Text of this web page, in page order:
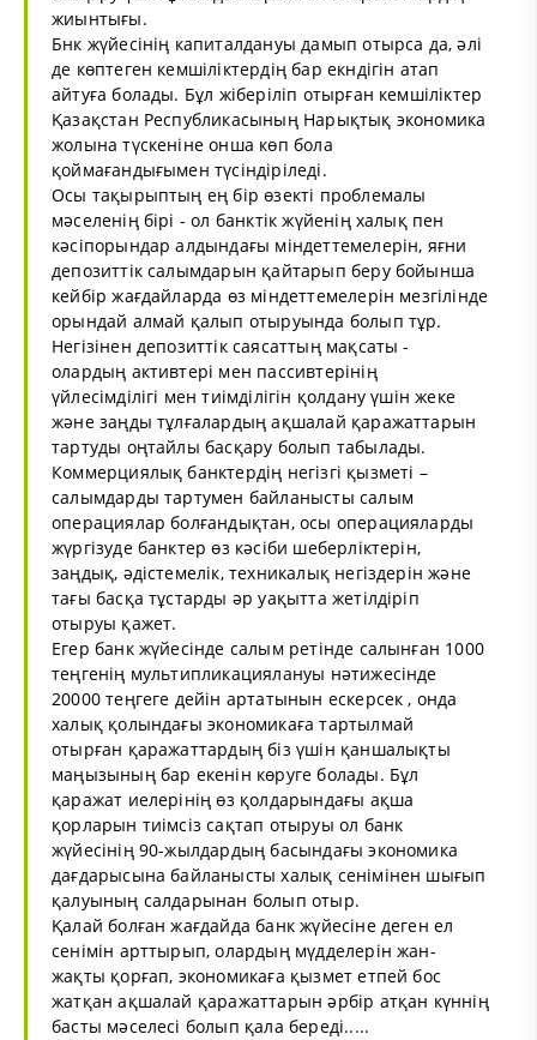
жиынтығы.
Бнк жүйесінің капиталдануы дамып отырса да, әлі
де көптеген кемшіліктердің бар екндігін атап
айтуға болады. Бұл жіберіліп отырған кемшіліктер
Қазақстан Республикасының Нарықтық экономика
жолына түскеніне онша көп бола
қоймағандығымен түсіндіріледі.
Осы тақырыптың ең бір өзекті проблемалы
мәселенің бірі - ол банктік жүйенің халық пен
кәсіпорындар алдындағы міндеттемелерін, яғни
депозиттік салымдарын қайтарып беру бойынша
кейбір жағдайларда өз міндеттемелерін мезгілінде
орындай алмай қалып отыруында болып тұр.
Негізінен депозиттік саясаттың мақсаты -
олардың активтері мен пассивтерінің
үйлесімділігі мен тиімділігін қолдану үшін жеке
және заңды тұлғалардың ақшалай қаражаттарын
тартуды оңтайлы басқару болып табылады.
Коммерциялық банктердің негізгі қызметі –
салымдарды тартумен байланысты салым
операциялар болғандықтан, осы операцияларды
жүргізуде банктер өз кәсіби шеберліктерін,
заңдық, әдістемелік, техникалық негіздерін және
тағы басқа тұстарды әр уақытта жетілдіріп
отыруы қажет.
Егер банк жүйесінде салым ретінде салынған 1000
теңгенің мультипликациялануы нәтижесінде
20000 теңгеге дейін артатынын ескерсек , онда
халық қолындағы экономикаға тартылмай
отырған қаражаттардың біз үшін қаншалықты
маңызының бар екенін көруге болады. Бұл
қаражат иелерінің өз қолдарындағы ақша
қорларын тиімсіз сақтап отыруы ол банк
жүйесінің 90-жылдардың басындағы экономика
дағдарысына байланысты халық сенімінен шығып
қалуының салдарынан болып отыр.
Қалай болған жағдайда банк жүйесіне деген ел
сенімін арттырып, олардың мүдделерін жан-
жақты қорғап, экономикаға қызмет етпей бос
жатқан ақшалай қаражаттарын әрбір атқан күннің
басты мәселесі болып қала береді.....